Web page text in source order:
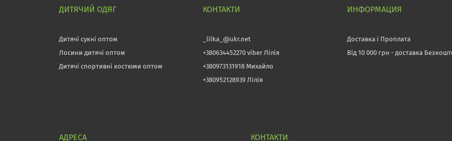
ДИТЯЧИЙ ОДЯГ
Дитячі сукні оптом
Лосини дитячі оптом
Дитячі спортивні костюми оптом
КОНТАКТИ
_lilka_@ukr.net
+380634452270 viber Лілія
+380973131918 Михайло
+380952128939 Лілія
ИНФОРМАЦИЯ
Доставка і Проплата
Від 10 000 грн - доставка